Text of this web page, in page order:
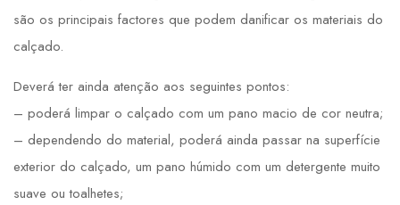
são os principais factores que podem danificar os materiais do
calçado.
Deverá ter ainda atenção aos seguintes pontos:
– poderá limpar o calçado com um pano macio de cor neutra;
– dependendo do material, poderá ainda passar na superfície
exterior do calçado, um pano húmido com um detergente muito
suave ou toalhetes;